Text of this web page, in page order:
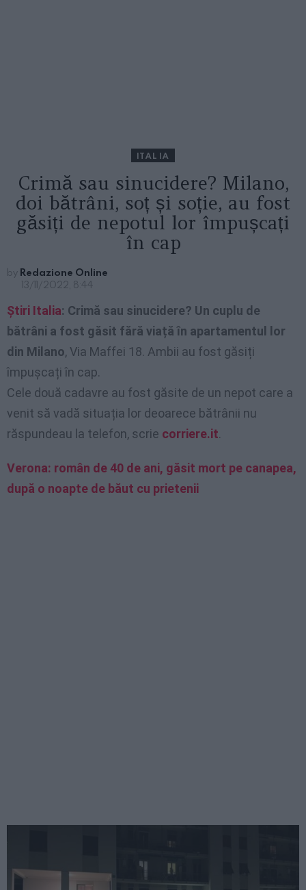
ITALIA
Crimă sau sinucidere? Milano,
doi bătrâni, soț și soție, au fost
găsiți de nepotul lor împușcați
în cap
by Redazione Online
13/11/2022, 8:44
Știri Italia: Crimă sau sinucidere? Un cuplu de
bătrâni a fost găsit fără viață în apartamentul lor
din Milano, Via Maffei 18. Ambii au fost găsiți
împușcați în cap.
Cele două cadavre au fost găsite de un nepot care a
venit să vadă situația lor deoarece bătrânii nu
răspundeau la telefon, scrie corriere.it.
Verona: român de 40 de ani, găsit mort pe canapea,
după o noapte de băut cu prietenii